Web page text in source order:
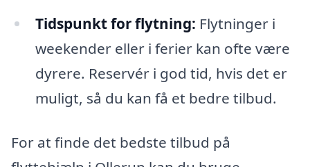
Tidspunkt for flytning: Flytninger i
weekender eller i ferier kan ofte være
dyrere. Reservér i god tid, hvis det er
muligt, så du kan få et bedre tilbud.
For at finde det bedste tilbud på